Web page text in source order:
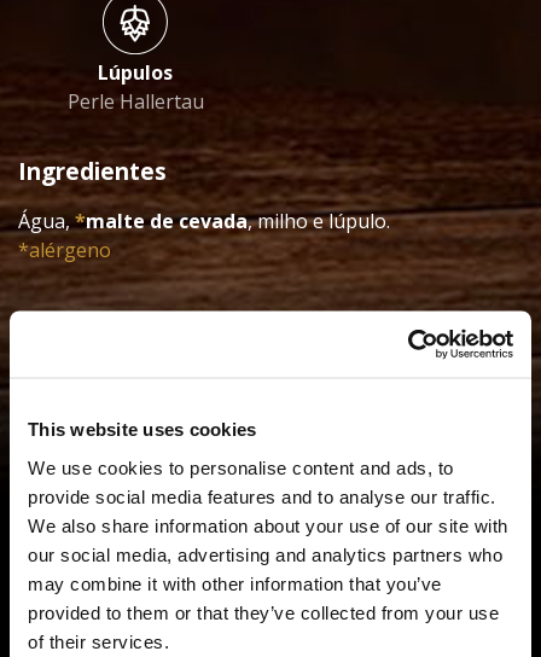
This website uses cookies
We use cookies to personalise content and ads, to
provide social media features and to analyse our traffic.
We also share information about your use of our site with
our social media, advertising and analytics partners who
may combine it with other information that you’ve
provided to them or that they’ve collected from your use
of their services.
Lúpulos
Perle Hallertau
Ingredientes
Água,*malte de cevada, milho e lúpulo.
*alérgeno
Informação nutricional (Por 100 ml)
Hidratos de carbono11g
Proteínas0,4 gr
Classificação
Tipo Helles Bock
Aparência